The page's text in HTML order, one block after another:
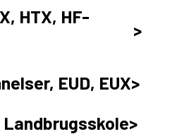
HTX, HF-
EUD, EUX